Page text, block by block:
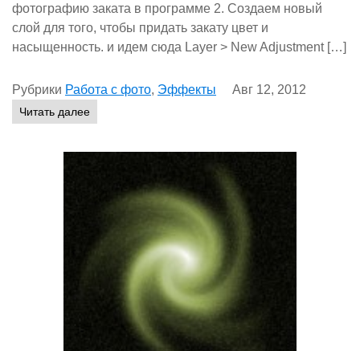
фотографию заката в программе 2. Создаем новый
слой для того, чтобы придать закату цвет и
насыщенность. и идем сюда Layer > New Adjustment […]
Рубрики Работа с фото, Эффекты Авг 12, 2012
Читать далее